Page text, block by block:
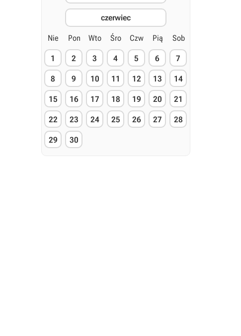
czerwiec
Nie Pon Wto Śro Czw Pią Sob
1 2 3 4 5 6 7
8 9 10 11 12 13 14
15 16 17 18 19 20 21
22 23 24 25 26 27 28
29 30